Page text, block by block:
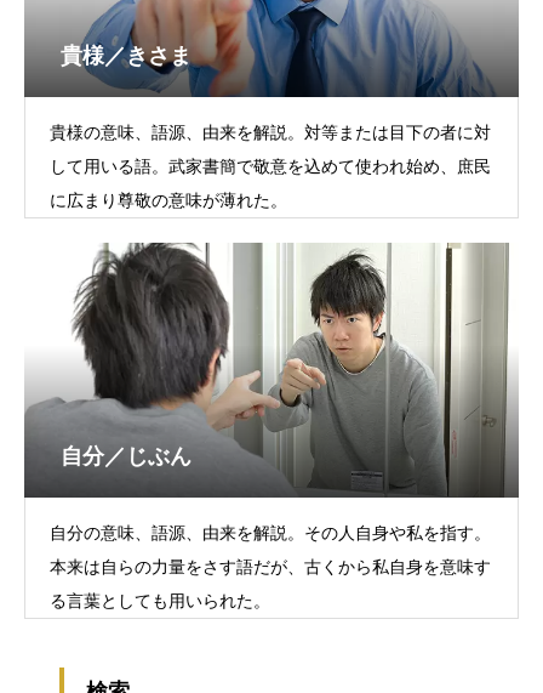
貴様／きさま
貴様の意味、語源、由来を解説。対等または目下の者に対
して用いる語。武家書簡で敬意を込めて使われ始め、庶民
に広まり尊敬の意味が薄れた。
自分／じぶん
自分の意味、語源、由来を解説。その人自身や私を指す。
本来は自らの力量をさす語だが、古くから私自身を意味す
る言葉としても用いられた。